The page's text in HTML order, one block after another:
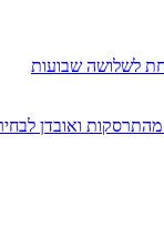
לשלושה שבועות
ואובדן